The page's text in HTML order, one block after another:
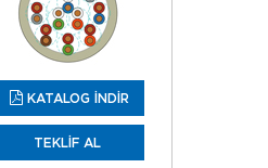
KATALOG İNDİR
TEKLİF AL